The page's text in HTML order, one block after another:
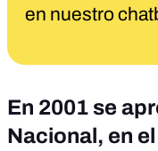
en nuestro
En 2001 se
Nacional, en